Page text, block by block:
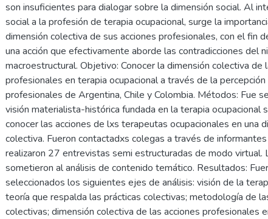
son insuficientes para dialogar sobre la dimensión social. Al
social a la profesión de terapia ocupacional, surge la
dimensión colectiva de sus acciones profesionales, con el fin
una acción que efectivamente aborde las contradicciones del
macroestructural. Objetivo: Conocer la dimensión colectiva de
profesionales en terapia ocupacional a través de la
profesionales de Argentina, Chile y Colombia. Métodos: Fue
visión materialista-histórica fundada en la terapia ocupacional
conocer las acciones de lxs terapeutas ocupacionales en una
colectiva. Fueron contactadxs colegas a través de
realizaron 27 entrevistas semi estructuradas de modo virtual.
sometieron al análisis de contenido temático. Resultados:
seleccionados los siguientes ejes de análisis: visión de la
teoría que respalda las prácticas colectivas; metodología de
colectivas; dimensión colectiva de las acciones profesionales